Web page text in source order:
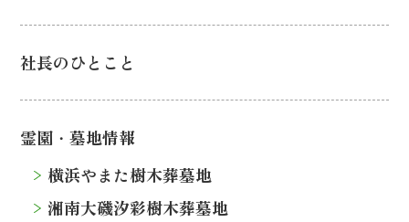
社長のひとこと
霊園・墓地情報
横浜やまた樹木葬墓地
湘南大磯汐彩樹木葬墓地